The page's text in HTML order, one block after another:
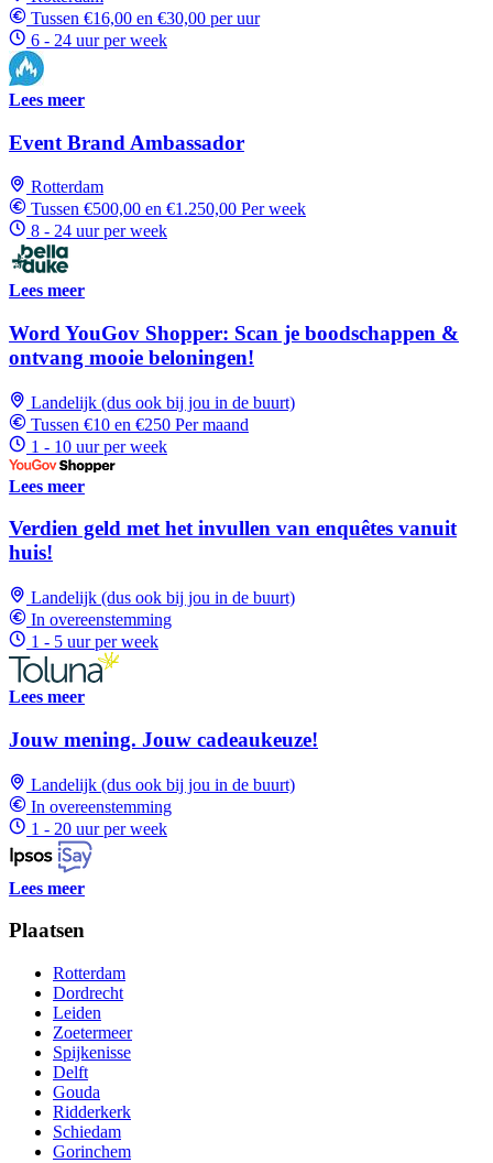
Tussen €16,00 en €30,00 per uur
6 - 24 uur per week
Lees meer
Event Brand Ambassador
Rotterdam
Tussen €500,00 en €1.250,00 Per week
8 - 24 uur per week
Lees meer
Word YouGov Shopper: Scan je boodschappen &
ontvang mooie beloningen!
Landelijk (dus ook bij jou in de buurt)
Tussen €10 en €250 Per maand
1 - 10 uur per week
Lees meer
Verdien geld met het invullen van enquêtes vanuit
huis!
Landelijk (dus ook bij jou in de buurt)
In overeenstemming
1 - 5 uur per week
Lees meer
Jouw mening. Jouw cadeaukeuze!
Landelijk (dus ook bij jou in de buurt)
In overeenstemming
1 - 20 uur per week
Lees meer
Plaatsen
Rotterdam
Dordrecht
Leiden
Zoetermeer
Spijkenisse
Delft
Gouda
Ridderkerk
Schiedam
Gorinchem